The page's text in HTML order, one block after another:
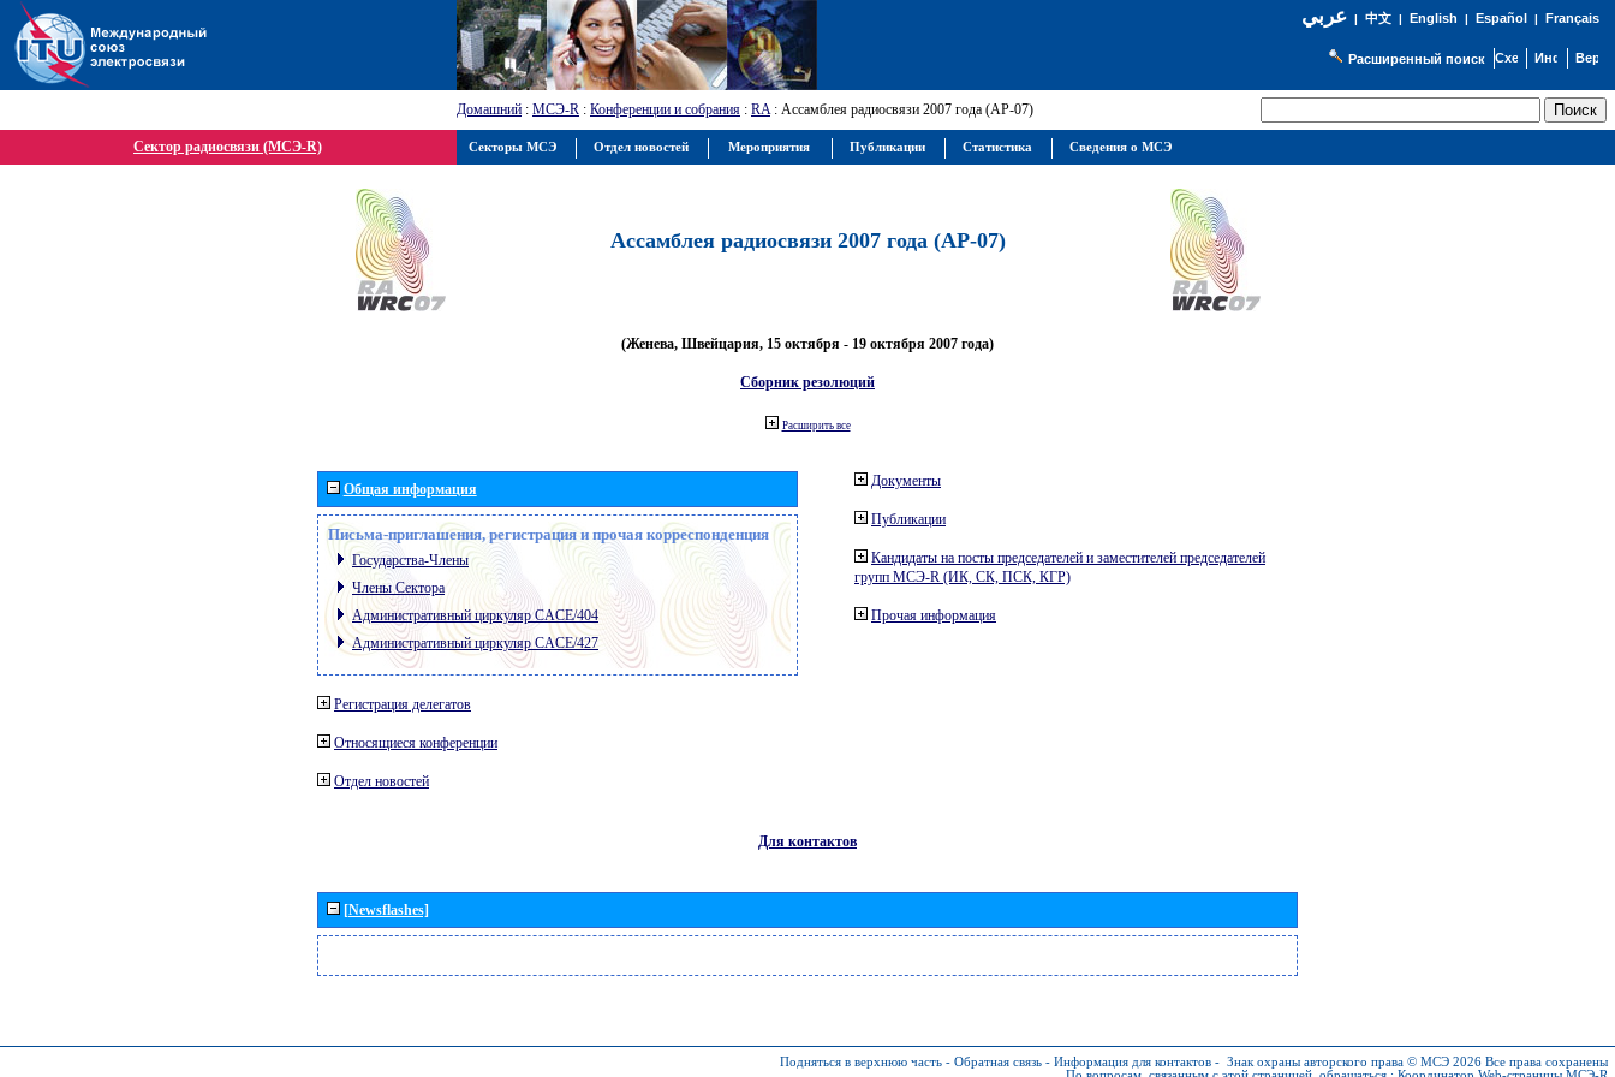
عربي| 中文| English | Español | Français
Расширенный поиск
Домашний : МСЭ-R : Конференции и собрания : RA: Ассамблея радиосвязи 2007 года (АР-07)
Сектор радиосвязи (МСЭ-R)
Ассамблея радиосвязи 2007 года (АР-07)
(Женева, Швейцария, 15 октября - 19 октября 2007 года)
Сборник резолюций
Расширить все
Общая информация
Письма-приглашения, регистрация и прочая корреспонденция
Государства-Члены
Члены Сектора
Административный циркуляр CACE/404
Административный циркуляр CACE/427
Регистрация делегатов
Относящиеся конференции
Отдел новостей
Документы
Публикации
Кандидаты на посты председателей и заместителей председателей
групп МСЭ-R (ИК, СК, ПСК, КГР)
Прочая информация
Для контактов
[Newsflashes]
Подняться в верхнюю часть - Обратная связь - Информация для контактов - Знак охраны авторского права © МСЭ 2026 Все права сохранены
Секторы МСЭ Отдел новостей Мероприятия Публикации Статистика Сведения о МСЭ